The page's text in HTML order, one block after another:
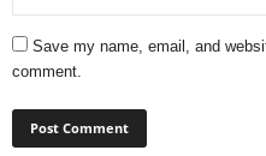
Save my name, email, and
comment.